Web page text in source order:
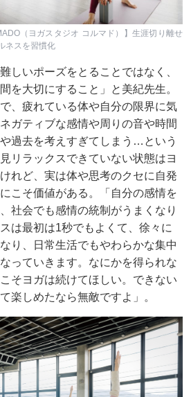
（ヨガスタジオ コルマド）】生涯切り離せ
ネスを習慣化
しいポーズをとることではなく、
を大切にすること」と美紀先生。
、疲れている体や自分の限界に気
ガティブな感情や周りの音や時間
過去を考えすぎてしまう…という
リラックスできていない状態はヨ
れど、実は体や思考のクセに自発
こそ価値がある。「自分の感情を
社会でも感情の統制がうまくなり
は最初は1秒でもよくて、徐々に
り、日常生活でもやわらかな集中
っていきます。なにかを得られな
そヨガは続けてほしい。できない
楽しめたなら無敵ですよ」。